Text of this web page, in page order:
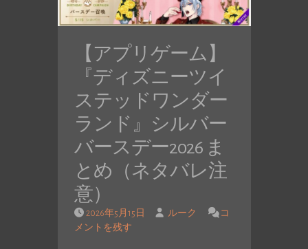
【アプリゲーム】
『ディズニーツイ
ステッドワンダー
ランド』シルバー
バースデー2026 ま
とめ（ネタバレ注
意）
2026年5月15日 ルーク
コ
メントを残す